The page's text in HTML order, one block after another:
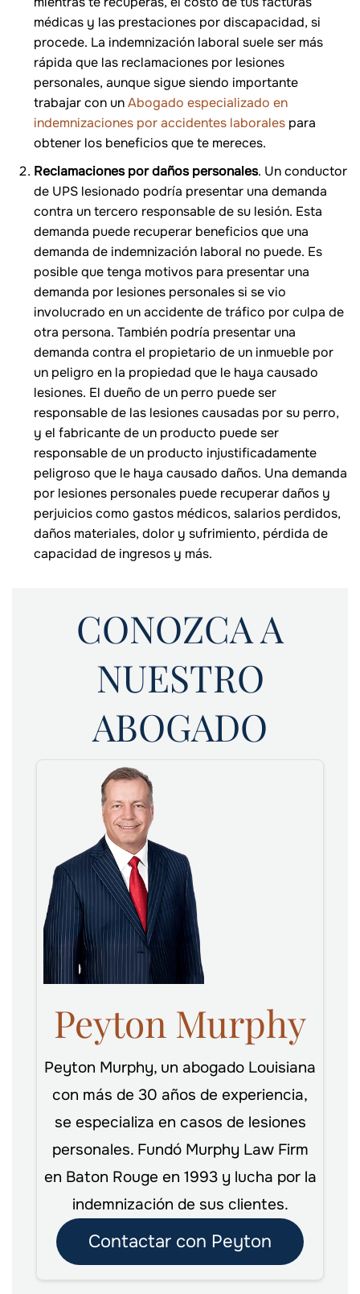
médicas y las prestaciones por discapacidad, si
procede. La indemnización laboral suele ser más
rápida que las reclamaciones por lesiones
personales, aunque sigue siendo importante
trabajar con unAbogado especializado en
indemnizaciones por accidentes laborales para
obtener los beneficios que te mereces.
Reclamaciones por daños personales. Un conductor
de UPS lesionado podría presentar una demanda
contra un tercero responsable de su lesión. Esta
demanda puede recuperar beneficios que una
demanda de indemnización laboral no puede. Es
posible que tenga motivos para presentar una
demanda por lesiones personales si se vio
involucrado en un accidente de tráfico por culpa de
otra persona. También podría presentar una
demanda contra el propietario de un inmueble por
un peligro en la propiedad que le haya causado
lesiones. El dueño de un perro puede ser
responsable de las lesiones causadas por su perro,
y el fabricante de un producto puede ser
responsable de un producto injustificadamente
peligroso que le haya causado daños. Una demanda
por lesiones personales puede recuperar daños y
perjuicios como gastos médicos, salarios perdidos,
daños materiales, dolor y sufrimiento, pérdida de
capacidad de ingresos y más.
CONOZCA A
NUESTRO
ABOGADO
Peyton Murphy
Peyton Murphy, un abogado Louisiana
con más de 30 años de experiencia,
se especializa en casos de lesiones
personales. Fundó Murphy Law Firm
en Baton Rouge en 1993 y lucha por la
indemnización de sus clientes.
Contactar con Peyton